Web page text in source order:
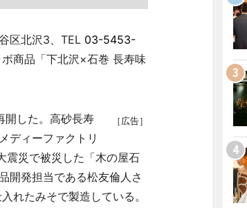
区北沢3、TEL 03-5453-
商品「下北沢×石巻 長寿味
［広告］
した。高砂長寿
ディーファクトリ
震災で被災した「木の屋石
開発担当である松友倫人さ
れたみそで製造している。